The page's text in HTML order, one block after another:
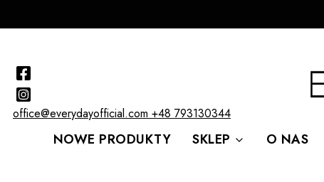
office@everydayofficial.com +48 793130344
NOWE PRODUKTY SKLEP O NAS